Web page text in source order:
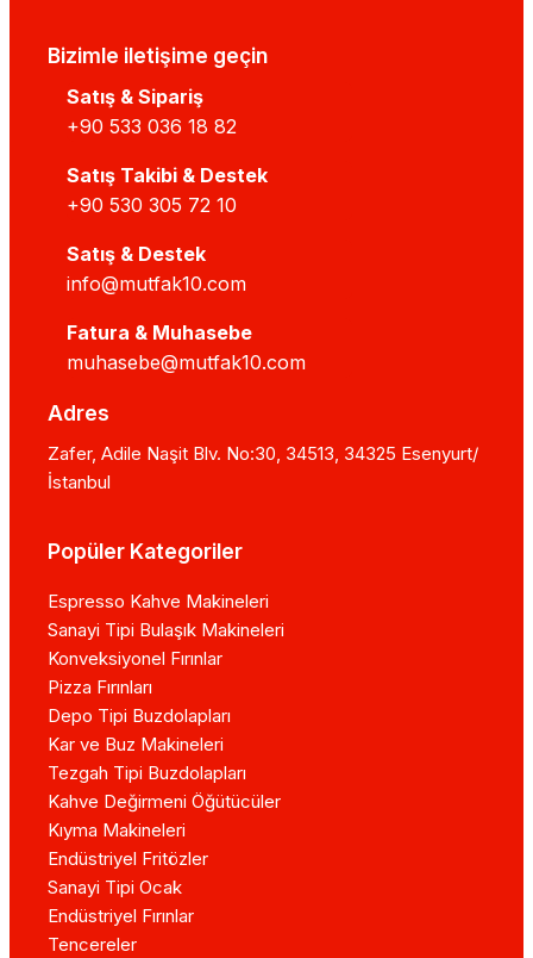
Bizimle iletişime geçin
Satış & Sipariş
+90 533 036 18 82
Satış Takibi & Destek
+90 530 305 72 10
Satış & Destek
info@mutfak10.com
Fatura & Muhasebe
muhasebe@mutfak10.com
Adres
Zafer, Adile Naşit Blv. No:30, 34513, 34325 Esenyurt/
İstanbul
Popüler Kategoriler
Espresso Kahve Makineleri
Sanayi Tipi Bulaşık Makineleri
Konveksiyonel Fırınlar
Pizza Fırınları
Depo Tipi Buzdolapları
Kar ve Buz Makineleri
Tezgah Tipi Buzdolapları
Kahve Değirmeni Öğütücüler
Kıyma Makineleri
Endüstriyel Fritözler
Sanayi Tipi Ocak
Endüstriyel Fırınlar
Tencereler